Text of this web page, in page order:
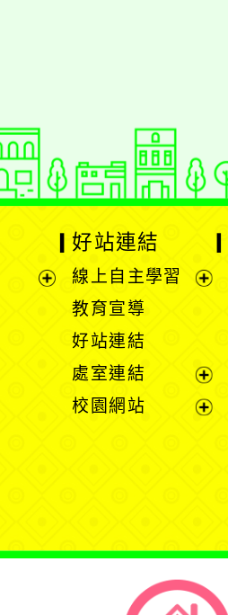
好站連結
線上自主學習
單
教育宣導
好站連結
處室連結
展
校園網站